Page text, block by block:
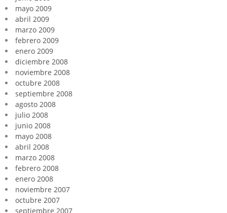
mayo 2009
abril 2009
marzo 2009
febrero 2009
enero 2009
diciembre 2008
noviembre 2008
octubre 2008
septiembre 2008
agosto 2008
julio 2008
junio 2008
mayo 2008
abril 2008
marzo 2008
febrero 2008
enero 2008
noviembre 2007
octubre 2007
septiembre 2007